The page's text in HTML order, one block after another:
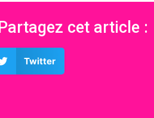
Partagez cet article :
Twitter